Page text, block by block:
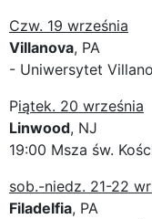
Czw. 19 września
Villanova, PA
- Uniwersytet
Piątek. 20 września
Linwood, NJ
19:00 Msza św.
sob.-niedz. 21-22
Filadelfia, PA